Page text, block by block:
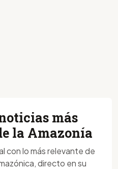
más
la Amazonía
con lo más relevante de
directo en su